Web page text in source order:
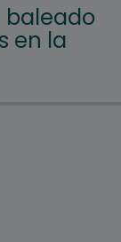
baleado
en la